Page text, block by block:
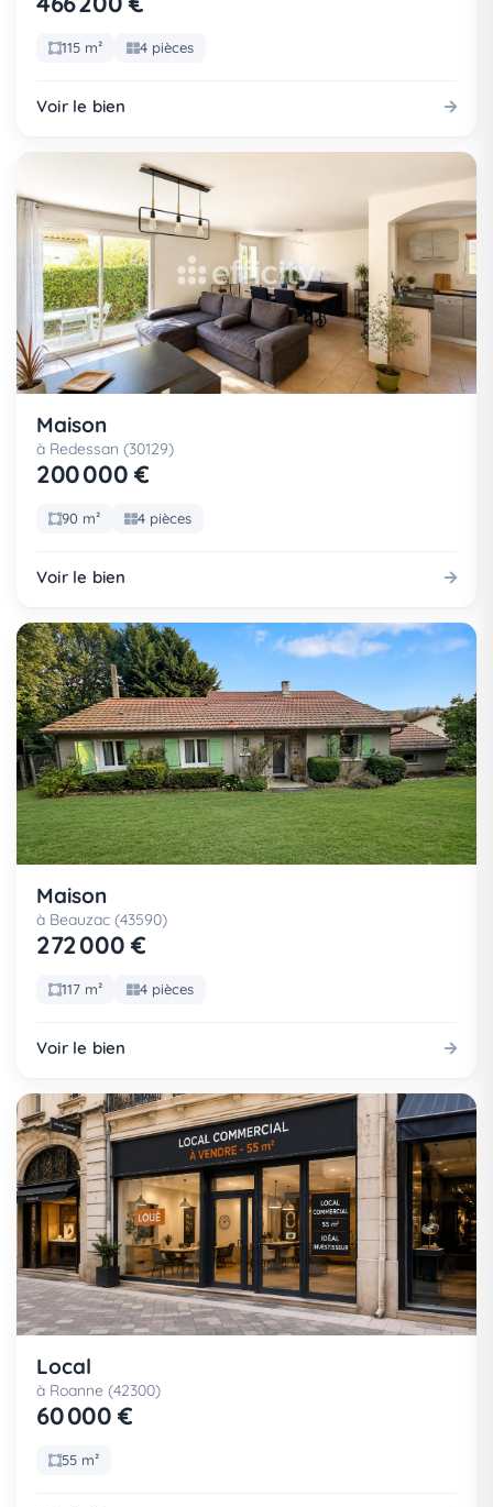
115 m² 4 pièces
Voir le bien
Maison
à Redessan (30129)
200 000 €
90 m² 4 pièces
Voir le bien
Maison
à Beauzac (43590)
272 000 €
117 m² 4 pièces
Voir le bien
Local
à Roanne (42300)
60 000 €
55 m²